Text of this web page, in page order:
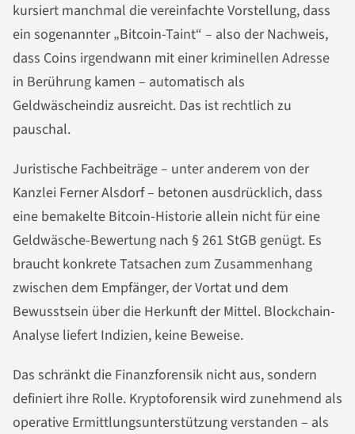
kursiert manchmal die vereinfachte Vorstellung, dass
ein sogenannter „Bitcoin-Taint“ – also der Nachweis,
dass Coins irgendwann mit einer kriminellen Adresse
in Berührung kamen – automatisch als
Geldwäscheindiz ausreicht. Das ist rechtlich zu
pauschal.
Juristische Fachbeiträge – unter anderem von der
Kanzlei Ferner Alsdorf – betonen ausdrücklich, dass
eine bemakelte Bitcoin-Historie allein nicht für eine
Geldwäsche-Bewertung nach § 261 StGB genügt. Es
braucht konkrete Tatsachen zum Zusammenhang
zwischen dem Empfänger, der Vortat und dem
Bewusstsein über die Herkunft der Mittel. Blockchain-
Analyse liefert Indizien, keine Beweise.
Das schränkt die Finanzforensik nicht aus, sondern
definiert ihre Rolle. Kryptoforensik wird zunehmend als
operative Ermittlungsunterstützung verstanden – als